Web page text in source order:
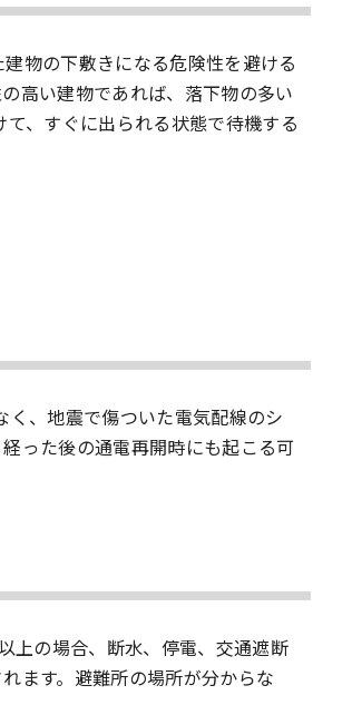
物の下敷きになる危険性を避ける
高い建物であれば、落下物の多い
、すぐに出られる状態で待機する
、地震で傷ついた電気配線のシ
った後の通電再開時にも起こる可
上の場合、断水、停電、交通遮断
ます。避難所の場所が分からな